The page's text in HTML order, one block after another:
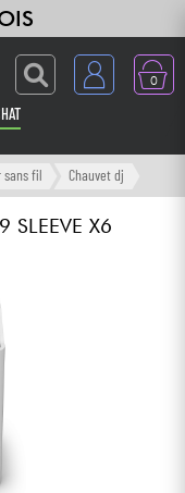
0
sans fil Chauvet dj
SLEEVE X6